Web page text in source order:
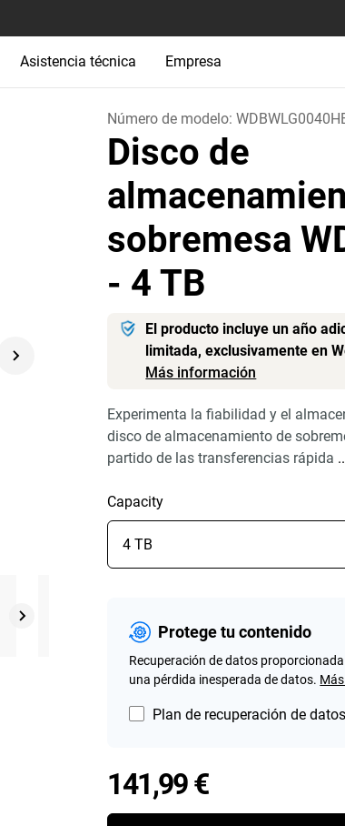
Asistencia técnica Empresa
Número de modelo:
Disco de
sobremesa
- 4 TB
El producto incluye un año
limitada, exclusivamente en
Más información
Experimenta la fiabilidad y el
disco de almacenamiento de
partido de las transferencias rápida
Capacity
Protege tu contenido
Recuperación de datos
una pérdida inesperada de datos.
Plan de recuperación de
141,99 €Price 141,99